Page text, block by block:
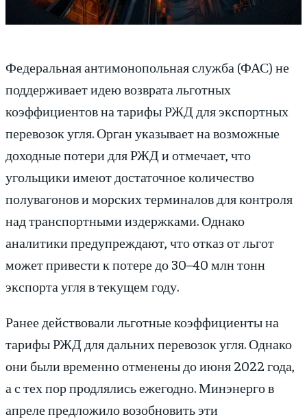
Федеральная антимонопольная служба (ФАС) не
поддерживает идею возврата льготных
коэффициентов на тарифы РЖД для экспортных
перевозок угля. Орган указывает на возможные
доходные потери для РЖД и отмечает, что
угольщики имеют достаточное количество
полувагонов и морских терминалов для контроля
над транспортными издержками. Однако
аналитики предупреждают, что отказ от льгот
может привести к потере до 30–40 млн тонн
экспорта угля в текущем году.
Ранее действовали льготные коэффициенты на
тарифы РЖД для дальних перевозок угля. Однако
они были временно отменены до июня 2022 года,
а с тех пор продлялись ежегодно. Минэнерго в
апреле предложило возобновить эти